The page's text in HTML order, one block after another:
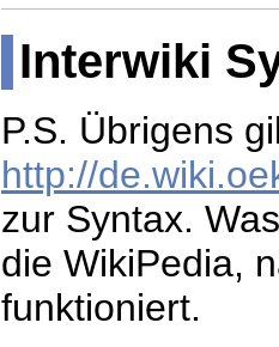
Interwiki
P.S. Übrigens
http://
zur Syntax.
die WikiPedia,
funktioniert.